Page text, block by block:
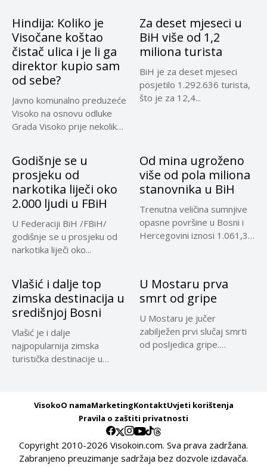
Hindija: Koliko je
Visočane koštao
čistač ulica i je li ga
direktor kupio sam
od sebe?
Javno komunalno preduzeće
Visoko na osnovu odluke
Grada Visoko prije nekoliko
Za deset mjeseci u
BiH više od 1,2
miliona turista
BiH je za deset mjeseci
posjetilo 1.292.636 turista,
što je za 12,4...
Godišnje se u
prosjeku od
narkotika liječi oko
2.000 ljudi u FBiH
U Federaciji BiH /FBiH/
godišnje se u prosjeku od
narkotika liječi oko...
Od mina ugroženo
više od pola miliona
stanovnika u BiH
Trenutna veličina sumnjive
opasne površine u Bosni i
Hercegovini iznosi 1.061,32
Vlašić i dalje top
zimska destinacija u
središnjoj Bosni
Vlašić je i dalje
najpopularnija zimska
turistička destinacije u
U Mostaru prva
smrt od gripe
U Mostaru je jučer
zabilježen prvi slučaj smrti
od posljedica gripe.
VisokoO namaMarketingKontaktUvjeti korištenja
Pravila o zaštiti privatnosti
Copyright 2010-2026 Visokoin.com. Sva prava zadržana.
Zabranjeno preuzimanje sadržaja bez dozvole izdavača.